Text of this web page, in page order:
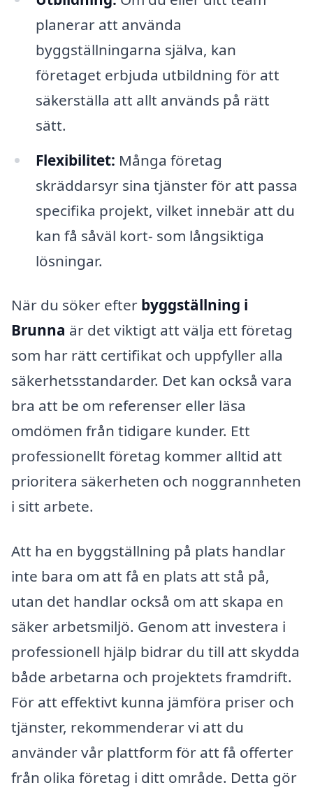
planerar att använda
byggställningarna själva, kan
företaget erbjuda utbildning för att
säkerställa att allt används på rätt
sätt.
Flexibilitet: Många företag
skräddarsyr sina tjänster för att passa
specifika projekt, vilket innebär att du
kan få såväl kort- som långsiktiga
lösningar.
När du söker efter byggställning i
Brunna är det viktigt att välja ett företag
som har rätt certifikat och uppfyller alla
säkerhetsstandarder. Det kan också vara
bra att be om referenser eller läsa
omdömen från tidigare kunder. Ett
professionellt företag kommer alltid att
prioritera säkerheten och noggrannheten
i sitt arbete.
Att ha en byggställning på plats handlar
inte bara om att få en plats att stå på,
utan det handlar också om att skapa en
säker arbetsmiljö. Genom att investera i
professionell hjälp bidrar du till att skydda
både arbetarna och projektets framdrift.
För att effektivt kunna jämföra priser och
tjänster, rekommenderar vi att du
använder vår plattform för att få offerter
från olika företag i ditt område. Detta gör